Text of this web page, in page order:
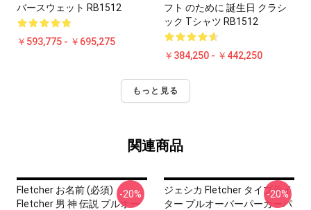
バースウェット RB1512
￥593,775 - ￥695,275
フト のために 誕生日 クラシ
ック Tシャツ RB1512
￥384,250 - ￥442,250
もっと見る
関連商品
Fletcher お名前 (必須)
Fletcher 男 神 伝説 プルオー
-20%
ジェシカ Fletcher タイプライ
ター プルオーバーパーカーパ
-20%